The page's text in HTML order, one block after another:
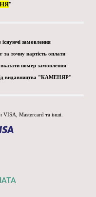
"
замовлення
та точну вартість оплати
номер замовлення
видавництва "КАМЕНЯР"
VISA, Mastercard та інші.